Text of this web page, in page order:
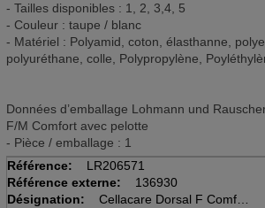
- Tailles disponibles : 1, 2, 3,4, 5
- Couleur : taupe / blanc
- Matériel : Polyamid, coton, élasthanne,
polyuréthane, colle, Polypropylène,
Données d’emballage Lohmann und
F/M Comfort avec pelotte
- Pièce / emballage : 1
Référence:
LR206571
Référence externe:
136930
Désignation:
Cellacare Dorsal F Comfort